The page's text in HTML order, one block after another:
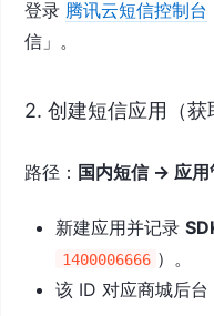
登录 腾讯云短信控制台
信」。
2. 创建短信应用（获
路径： 国内短信 → 应用
新建应用并记录
1400006666 ）。
该 ID 对应商城后台